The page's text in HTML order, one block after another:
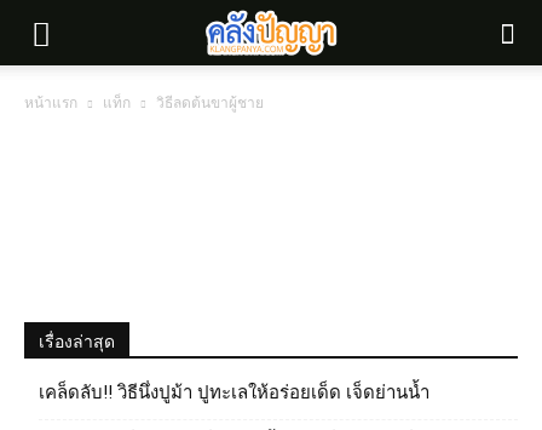
หน้าแรก แท็ก วิธีลดต้นขาผู้ชาย
เรื่องล่าสุด
เคล็ดลับ!! วิธีนึ่งปูม้า ปูทะเลให้อร่อยเด็ด เจ็ดย่านน้ำ